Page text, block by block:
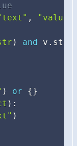
, "value"
) and v .
) or {}
) :
)